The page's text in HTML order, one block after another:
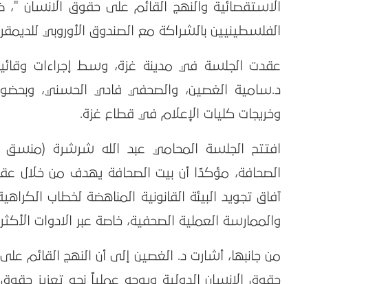
الاستقصائية والنهج القائم على حقوق الانسان
الفلسطينيين بالشراكة مع الصندوق الأوروبي
عقدت الجلسة في مدينة غزة، وسط إجراءات
د.سامية الغصين، والصحفي فادي الحسني،
وخريجات كليات الإعلام في قطاع غزة.
افتتح الجلسة المحامي عبد الله شرشرة (منسق
الصحافة، مؤكدًا أن بيت الصحافة يهدف من خلال
آفاق تجويد البيئة القانونية المناهضة لخطاب
والممارسة العملية الصحفية، خاصة عبر الادوات
من جانبها، أشارت د. الغصين إلى أن النهج القائم
حقوق الإنسان الدولية ويوجه عملياً نحو تعزيز